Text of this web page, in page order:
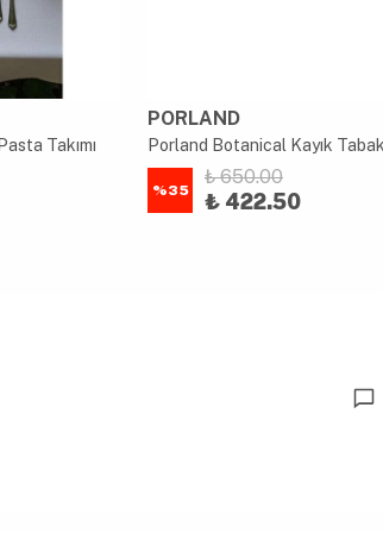
Takımı
PORLAND
Porland Botanical Kayık
%35
₺ 650.00
₺ 422.50